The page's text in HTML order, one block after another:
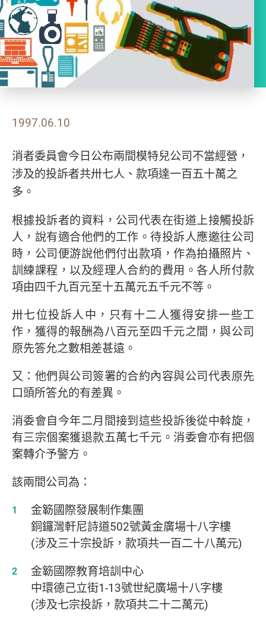
1997.06.10
消者委員會今日公布兩間模特兒公司不當經營，
涉及的投訴者共卅七人、款項達一百五十萬之
多。
根據投訴者的資料，公司代表在街道上接觸投訴
人，說有適合他們的工作。待投訴人應邀往公司
時，公司便游說他們付出款項，作為拍攝照片、
訓練課程，以及經理人合約的費用。各人所付款
項由四千九百元至十五萬元五千元不等。
卅七位投訴人中，只有十二人獲得安排一些工
作，獲得的報酬為八百元至四千元之間，與公司
原先答允之數相差甚遠。
又：他們與公司簽署的合約內容與公司代表原先
口頭所答允的有差異。
消委會自今年二月間接到這些投訴後從中斡旋，
有三宗個案獲退款五萬七千元。消委會亦有把個
案轉介予警方。
該兩間公司為：
金簕國際發展制作集團
銅鑼灣軒尼詩道502號黃金廣場十八字樓
(涉及三十宗投訴，款項共一百二十八萬元)
​金簕國際教育培訓中心
中環德己立街1-13號世紀廣場十八字樓
(涉及七宗投訴，款項共二十二萬元)